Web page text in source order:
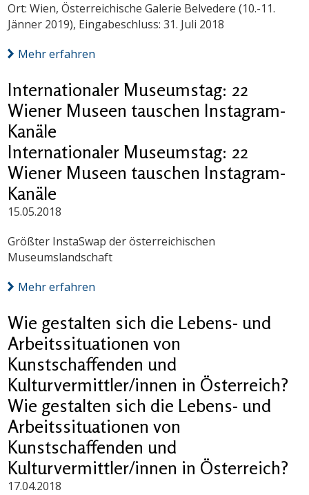
Ort: Wien, Österreichische Galerie Belvedere (10.-11.
Jänner 2019), Eingabeschluss: 31. Juli 2018
Mehr erfahren
Internationaler Museumstag: 22
Wiener Museen tauschen Instagram-
Kanäle
Internationaler Museumstag: 22
Wiener Museen tauschen Instagram-
Kanäle
15.05.2018
Größter InstaSwap der österreichischen
Museumslandschaft
Mehr erfahren
Wie gestalten sich die Lebens- und
Arbeitssituationen von
Kunstschaffenden und
Kulturvermittler/innen in Österreich?
Wie gestalten sich die Lebens- und
Arbeitssituationen von
Kunstschaffenden und
Kulturvermittler/innen in Österreich?
17.04.2018